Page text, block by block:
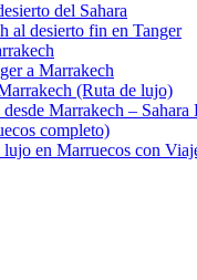
del Sahara
al desierto fin en Tanger
a Marrakech
(Ruta de lujo)
Marrakech – Sahara
completo)
en Marruecos con